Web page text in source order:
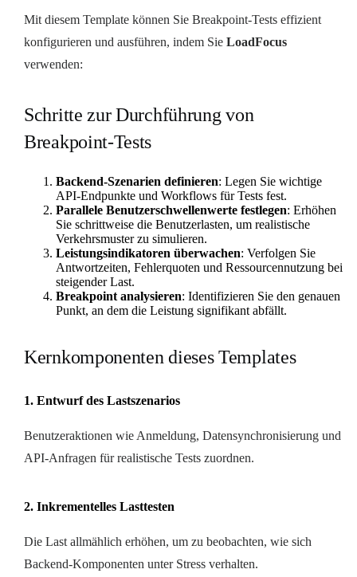
Mit diesem Template können Sie Breakpoint-Tests effizient
konfigurieren und ausführen, indem Sie LoadFocus
verwenden:
Schritte zur Durchführung von
Breakpoint-Tests
Backend-Szenarien definieren: Legen Sie wichtige
API-Endpunkte und Workflows für Tests fest.
Parallele Benutzerschwellenwerte festlegen: Erhöhen
Sie schrittweise die Benutzerlasten, um realistische
Verkehrsmuster zu simulieren.
Leistungsindikatoren überwachen: Verfolgen Sie
Antwortzeiten, Fehlerquoten und Ressourcennutzung bei
steigender Last.
Breakpoint analysieren: Identifizieren Sie den genauen
Punkt, an dem die Leistung signifikant abfällt.
Kernkomponenten dieses Templates
1. Entwurf des Lastszenarios
Benutzeraktionen wie Anmeldung, Datensynchronisierung und
API-Anfragen für realistische Tests zuordnen.
2. Inkrementelles Lasttesten
Die Last allmählich erhöhen, um zu beobachten, wie sich
Backend-Komponenten unter Stress verhalten.